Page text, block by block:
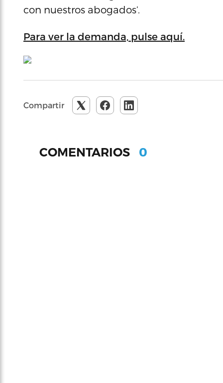
con nuestros abogados’.
Para ver la demanda, pulse aquí.
Compartir
COMENTARIOS 0